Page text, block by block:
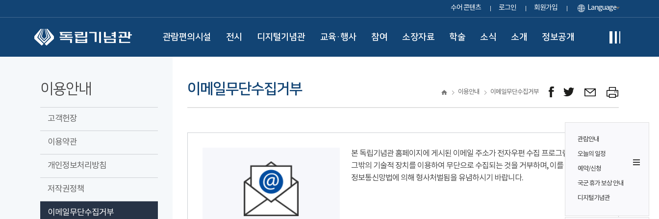
수어 콘텐츠 로그인 회원가입 Language
관람편의시설 전시 디지털기념관 교육·행사 참여 소장자료 학술 소식 소개 정보공개
관람안내
오늘의 일정
예약/신청
국군 휴가 보상 안내
디지털기념관
이용안내
고객헌장
이용약관
개인정보처리방침
저작권정책
이메일무단수집거부
이메일무단수집거부 이용안내 이메일무단수집거부
본 독립기념관 홈페이지에 게시된 이메일 주소가 전자우편 수집 프로그램이나
그밖의 기술적 장치를 이용하여 무단으로 수집되는 것을 거부하며, 이를 위반시
정보통신망법에 의해 형사처벌됨을 유념하시기 바랍니다.